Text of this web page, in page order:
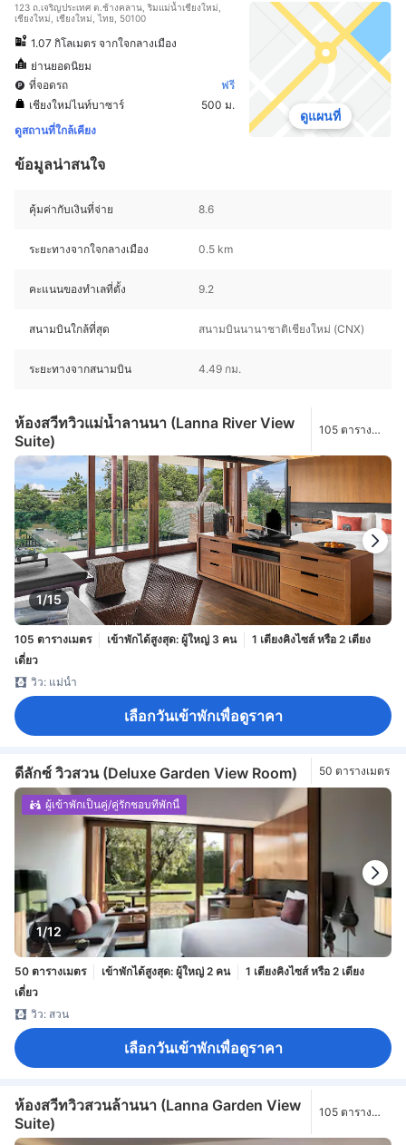
123 ถ.เจริญประเทศ ต.ช้างคลาน, ริมแม่น้ำเชียงใหม่,
เชียงใหม่, เชียงใหม่, ไทย, 50100
1.07 กิโลเมตร จากใจกลางเมือง
ย่านยอดนิยม
ที่จอดรถ
ฟรี
เชียงใหม่ไนท์บาซาร์
500 ม.
ดูสถานที่ใกล้เคียง
ดูแผนที่
ข้อมูลน่าสนใจ
คุ้มค่ากับเงินที่จ่าย 8.6
ระยะทางจากใจกลางเมือง 0.5 km
คะแนนของทำเลที่ตั้ง 9.2
สนามบินใกล้ที่สุด สนามบินนานาชาติเชียงใหม่ (CNX)
ระยะทางจากสนามบิน 4.49 กม.
ห้องสวีทวิวแม่น้ำลานนา (Lanna River View
Suite)
105 ตาราง
1/15
105 ตารางเมตร เข้าพักได้สูงสุด: ผู้ใหญ่ 3 คน
1 เตียงคิงไซส์ หรือ 2 เตียง
เดี่ยว
วิว: แม่น้ำ
เลือกวันเข้าพักเพื่อดูราคา
ดีลักซ์ วิวสวน (Deluxe Garden View Room) 50 ตารางเมตร
1/12
ผู้เข้าพักเป็นคู่/คู่รักชอบที่พักนี้
50 ตารางเมตร เข้าพักได้สูงสุด: ผู้ใหญ่ 2 คน
1 เตียงคิงไซส์ หรือ 2 เตียง
เดี่ยว
วิว: สวน
เลือกวันเข้าพักเพื่อดูราคา
ห้องสวีทวิวสวนล้านนา (Lanna Garden View
Suite)
105 ตาราง